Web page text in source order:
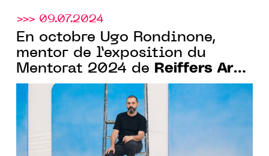
>>> 09.07.2024
En octobre Ugo Rondinone,
mentor de l’exposition du
Mentorat 2024 de
Reiffers Art
Initiatives